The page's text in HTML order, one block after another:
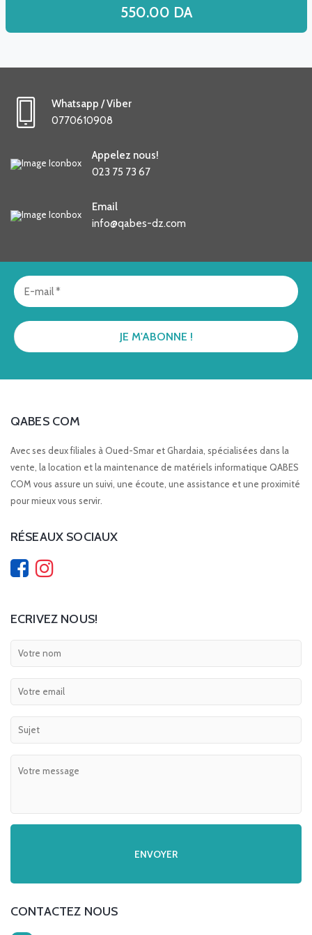
550.00 DA
Whatsapp / Viber
0770610908
Appelez nous!
023 75 73 67
Email
info@qabes-dz.com
QABES COM
Avec ses deux filiales à Oued-Smar et Ghardaia, spécialisées dans la
vente, la location et la maintenance de matériels informatique QABES
COM vous assure un suivi, une écoute, une assistance et une proximité
pour mieux vous servir.
RÉSEAUX SOCIAUX
ECRIVEZ NOUS!
CONTACTEZ NOUS